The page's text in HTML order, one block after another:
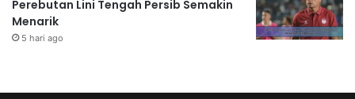
Perebutan Lini Tengah Persib Semakin
Menarik
5 hari ago